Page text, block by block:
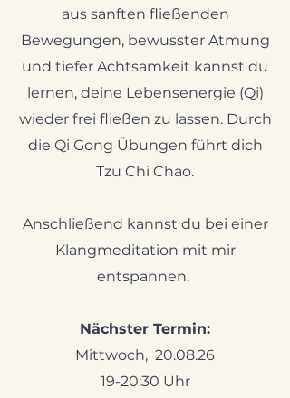
aus sanften fließenden
Bewegungen, bewusster Atmung
und tiefer Achtsamkeit kannst du
lernen, deine Lebensenergie (Qi)
wieder frei fließen zu lassen.Durch
die Qi Gong Übungen führt dich
Tzu Chi Chao.
Anschließend kannst du bei einer
Klangmeditation mit mir
entspannen.
Nächster Termin:
Mittwoch, 20.08.26
19-20:30 Uhr